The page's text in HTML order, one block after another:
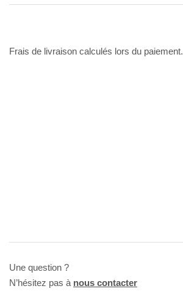
Frais de livraison calculés lors du paiement.
Une question ?
N’hésitez pas à nous contacter